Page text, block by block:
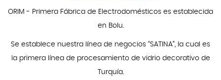
ORIM - Primera Fábrica de Electrodomésticos es establecida
en Bolu.
Se establece nuestra línea de negocios “SATINA”, la cual es
la primera línea de procesamiento de vidrio decorativo de
Turquía.